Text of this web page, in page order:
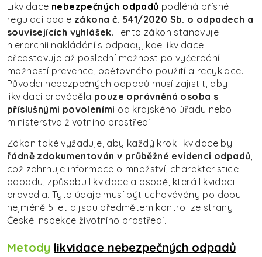
Likvidace nebezpečných odpadů podléhá přísné
regulaci podle zákona č. 541/2020 Sb. o odpadech a
souvisejících vyhlášek. Tento zákon stanovuje
hierarchii nakládání s odpady, kde likvidace
představuje až poslední možnost po vyčerpání
možností prevence, opětovného použití a recyklace.
Původci nebezpečných odpadů musí zajistit, aby
likvidaci prováděla pouze oprávněná osoba s
příslušnými povoleními od krajského úřadu nebo
ministerstva životního prostředí.
Zákon také vyžaduje, aby každý krok likvidace byl
řádně zdokumentován v průběžné evidenci odpadů,
což zahrnuje informace o množství, charakteristice
odpadu, způsobu likvidace a osobě, která likvidaci
provedla. Tyto údaje musí být uchovávány po dobu
nejméně 5 let a jsou předmětem kontrol ze strany
České inspekce životního prostředí.
Metody likvidace nebezpečných odpadů